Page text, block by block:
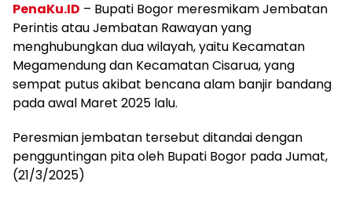
PenaKu.ID – Bupati Bogor meresmikam Jembatan
Perintis atau Jembatan Rawayan yang
menghubungkan dua wilayah, yaitu Kecamatan
Megamendung dan Kecamatan Cisarua, yang
sempat putus akibat bencana alam banjir bandang
pada awal Maret 2025 lalu.
Peresmian jembatan tersebut ditandai dengan
pengguntingan pita oleh Bupati Bogor pada Jumat,
(21/3/2025)